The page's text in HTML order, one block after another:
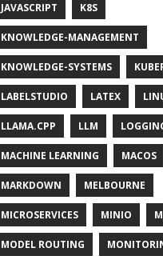
JAVASCRIPT K8S
KNOWLEDGE-MANAGEMENT
KNOWLEDGE-SYSTEMS
LABELSTUDIO LATEX
LLAMA.CPP LLM
MACHINE LEARNING MACOS
MARKDOWN MELBOURNE
MICROSERVICES MINIO
MODEL ROUTING